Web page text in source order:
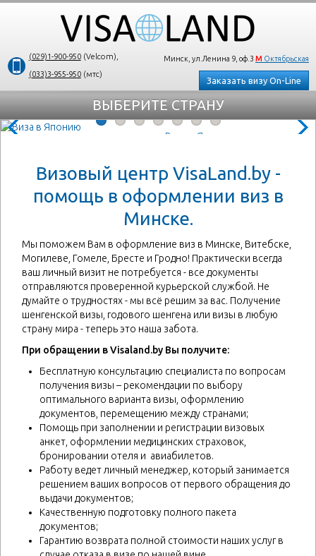
(029)1-900-950(Velcom),
(033)3-955-950(мтс)
Минск, ул.Ленина 9, оф.3 М Октябрьская
Заказать визу On-Line
ВЫБЕРИТЕ СТРАНУ
Азия
Шенген
Европа
Америка
Африка
Другие страны
Виза в Японию
Кратчайшие сроки ;
Минимум документов
Визовый центр VisaLand.by -
помощь в оформлении виз в
Минске.
Мы поможем Вам в оформление виз в Минске, Витебске,
Могилеве, Гомеле, Бресте и Гродно! Практически всегда
ваш личный визит не потребуется - все документы
отправляются проверенной курьерской службой. Не
думайте о трудностях - мы всё решим за вас. Получение
шенгенской визы, годового шенгена или визы в любую
страну мира - теперь это наша забота.
При обращении в Visaland.by Вы получите:
Бесплатную консультацию специалиста по вопросам
получения визы – рекомендации по выбору
оптимального варианта визы, оформлению
документов, перемещению между странами;
Помощь при заполнении и регистрации визовых
анкет, оформлении медицинских страховок,
бронировании отеля и авиабилетов.
Работу ведет личный менеджер, который занимается
решением ваших вопросов от первого обращения до
выдачи документов;
Качественную подготовку полного пакета
документов;
Гарантию возврата полной стоимости наших услуг в